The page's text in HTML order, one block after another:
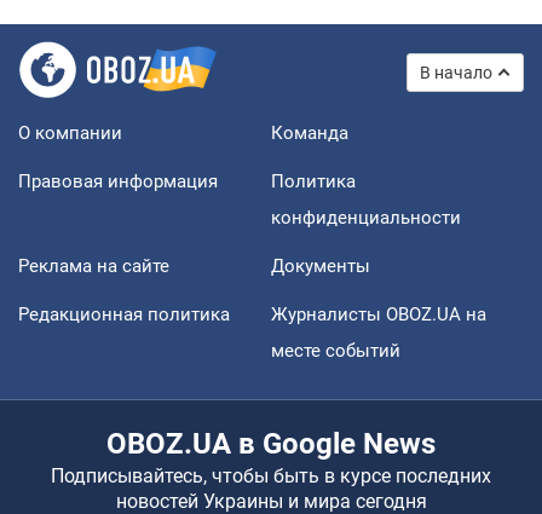
В начало
О компании Команда
Правовая информация
Политика
конфиденциальности
Реклама на сайте Документы
Редакционная политика
Журналисты OBOZ.UA на
месте событий
OBOZ.UA в Google News
Подписывайтесь, чтобы быть в курсе последних
новостей Украины и мира сегодня